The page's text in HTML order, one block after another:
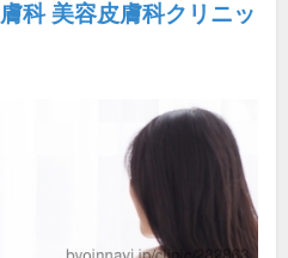
科 美容皮膚科クリニッ